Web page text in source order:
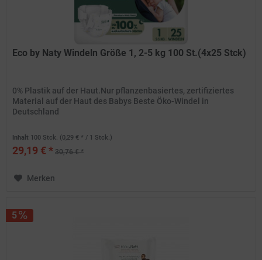
Eco by Naty Windeln Größe 1, 2-5 kg 100 St.(4x25 Stck)
0% Plastik auf der Haut.Nur pflanzenbasiertes, zertifiziertes
Material auf der Haut des Babys Beste Öko-Windel in
Deutschland
Inhalt 100 Stck. (0,29 € * / 1 Stck.)
29,19 € * 30,76 € *
Merken
5